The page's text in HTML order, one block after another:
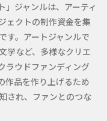
」ジャンルは、アーティ
ェクトの制作資金を集
す。アートジャンルで
学など、多様なクリエ
ラウドファンディング
作品を作り上げるため
され、ファンとのつな